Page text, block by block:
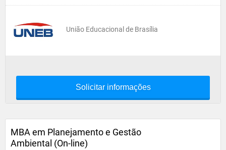
União Educacional de Brasília
Solicitar informações
MBA em Planejamento e Gestão
Ambiental (On-line)